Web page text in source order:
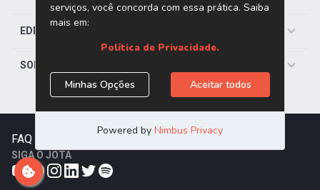
EDITORIAS
SOBRE O JOTA
FAQ Trabalhe Conosco
SIGA O JOTA